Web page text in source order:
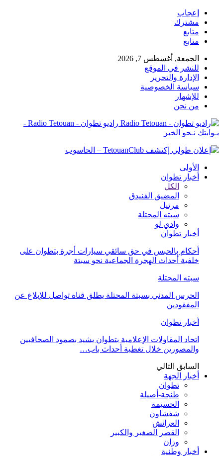
إعجاب
مشترك
متابع
متابع
الجمعة, أغسطس 7, 2026
للنشر في الموقع
الإدارة والتحرير
سياسة الخصوصية
للإشهار
من نحن
راديو تطوان - Radio Tetouan -
بـوابتك نـحو الخبر
الأولى
أخبار تطوان
الكل
المضيق الفنيدق
مرتيل
سبته المحتلة
وادي لو
أخبار تطوان
أحكام بالحبس في حق سائقي سيارات أجرة بتطوان على
خلفية أحداث الهجرة الجماعية نحو سبتة
سبته المحتلة
الحرس المدني بسبتة المحتلة يطلق قناة تواصل للإبلاغ عن
المفقودين
أخبار تطوان
اتحاد المقاولات الإعلامية بتطوان يشيد بصمود الصحافيين
والمصورين خلال تغطية أحداث باب…
السابق التالي
أخبار الجهة
تطوان
طنجة-أصيلة
الحسيمة
شفشاون
العرائش
القصر الصغير والكبير
وزان
أخبار وطنية